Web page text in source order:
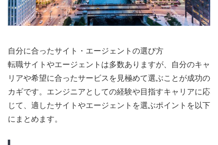
自分に合ったサイト・エージェントの選び方
転職サイトやエージェントは多数ありますが、自分のキャ
リアや希望に合ったサービスを見極めて選ぶことが成功の
カギです。エンジニアとしての経験や目指すキャリアに応
じて、適したサイトやエージェントを選ぶポイントを以下
にまとめます。